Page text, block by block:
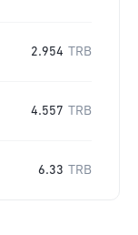
2.954 TRB
4.557 TRB
6.33 TRB